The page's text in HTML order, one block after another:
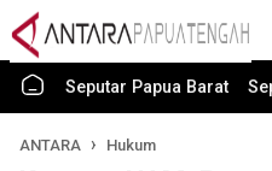
Seputar Papua Barat
ANTARA Hukum